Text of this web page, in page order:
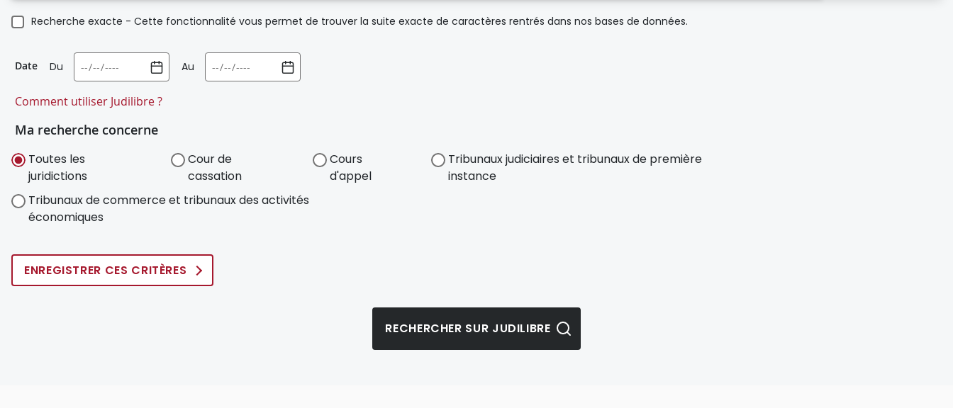
Recherche exacte - Cette fonctionnalité vous permet de trouver la suite exacte de caractères rentrés dans nos bases de données.
Date Du Au
Comment utiliser Judilibre ?
Ma recherche concerne
Toutes les
juridictions
Cour de
cassation
Cours
d'appel
Tribunaux judiciaires et tribunaux de première
instance
Tribunaux de commerce et tribunaux des activités
économiques
ENREGISTRER CES CRITÈRES